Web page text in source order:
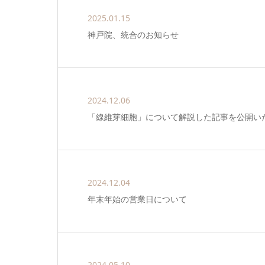
2025.01.15
神戸院、統合のお知らせ
2024.12.06
「線維芽細胞」について解説した記事を公開い
2024.12.04
年末年始の営業日について